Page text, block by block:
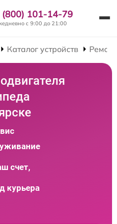
(800) 101-14-79
с 9:00 до 21:00
Каталог устройств
счет,
курьера